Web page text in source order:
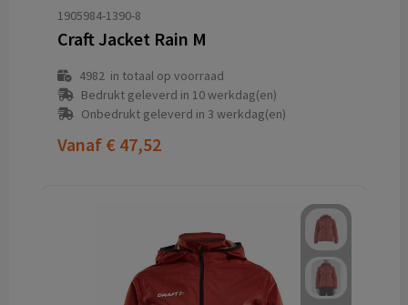
1905984-1390-8
Craft Jacket Rain M
4982in totaal op voorraad
Bedrukt geleverd in 10 werkdag(en)
Onbedrukt geleverd in 3 werkdag(en)
Vanaf € 47,52